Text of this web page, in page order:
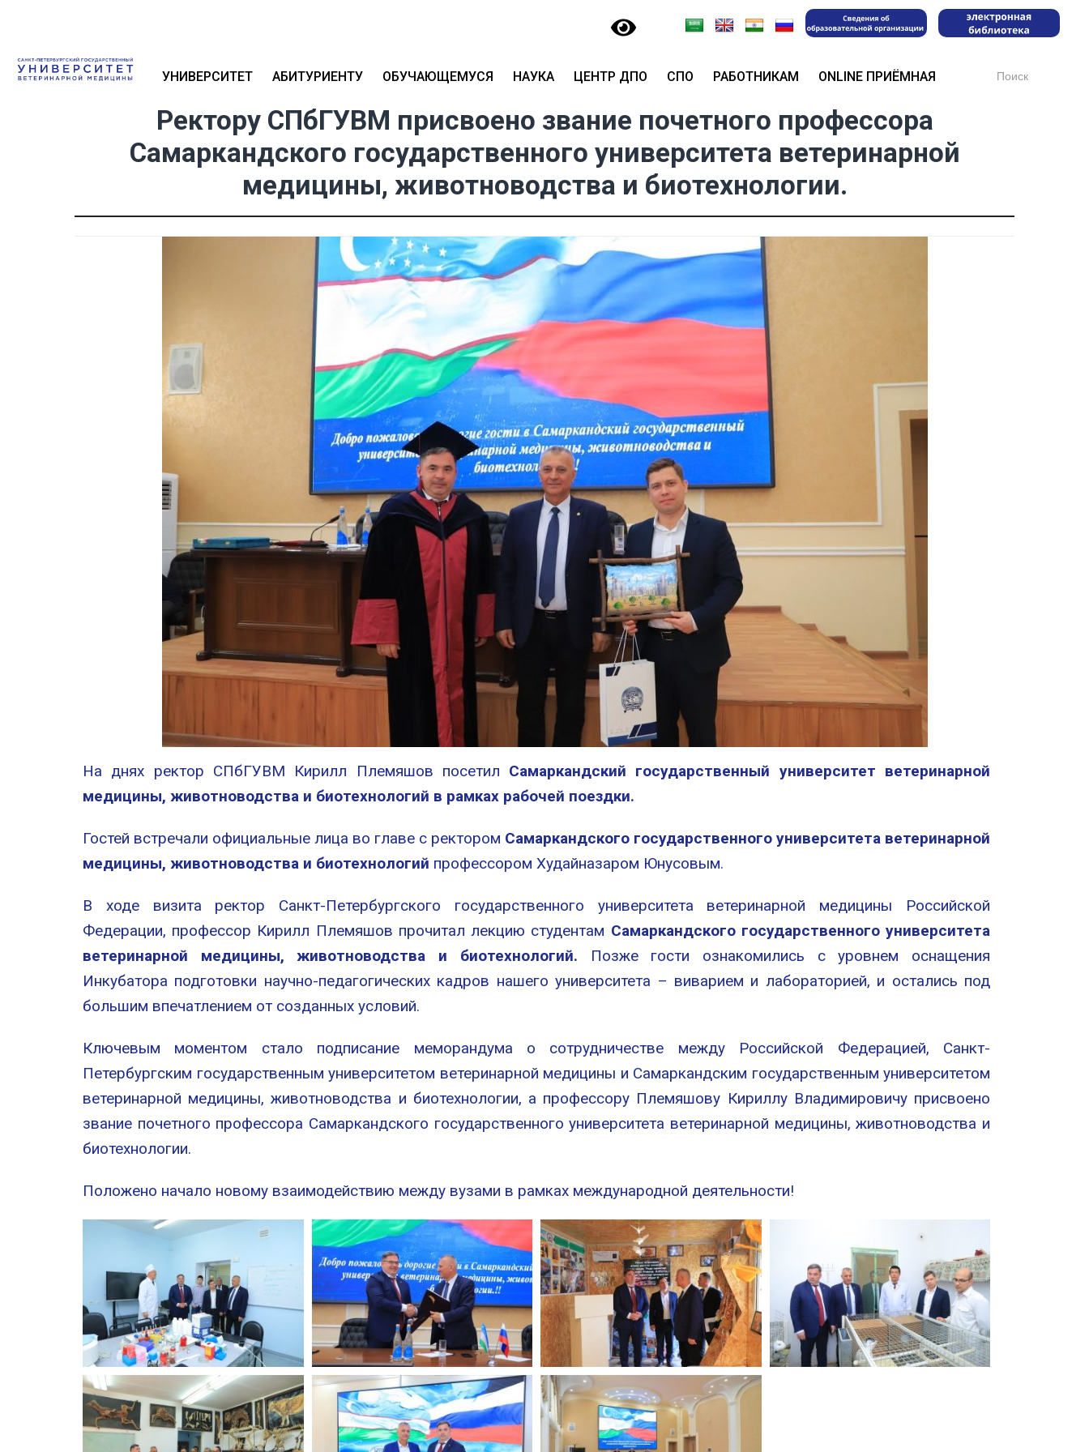
УНИВЕРСИТЕТ АБИТУРИЕНТУ ОБУЧАЮЩЕМУСЯ НАУКА ЦЕНТР ДПО СПО РАБОТНИКАМ ONLINE ПРИЁМНАЯ for:
Ректору СПбГУВМ присвоено звание почетного профессора
Самаркандского государственного университета ветеринарной
медицины, животноводства и биотехнологии.
На днях ректор СПбГУВМ Кирилл Племяшов посетил Самаркандский государственный университет ветеринарной
медицины, животноводства и биотехнологий в рамках рабочей поездки.
Гостей встречали официальные лица во главе с ректором Самаркандского государственного университета ветеринарной
медицины, животноводства и биотехнологий профессором Худайназаром Юнусовым.
В ходе визита ректор Санкт-Петербургского государственного университета ветеринарной медицины Российской
Федерации, профессор Кирилл Племяшов прочитал лекцию студентам Самаркандского государственного университета
ветеринарной медицины, животноводства и биотехнологий. Позже гости ознакомились с уровнем оснащения
Инкубатора подготовки научно-педагогических кадров нашего университета – виварием и лабораторией, и остались под
большим впечатлением от созданных условий.
Ключевым моментом стало подписание меморандума о сотрудничестве между Российской Федерацией, Санкт-
Петербургским государственным университетом ветеринарной медицины и Самаркандским государственным университетом
ветеринарной медицины, животноводства и биотехнологии, а профессору Племяшову Кириллу Владимировичу присвоено
звание почетного профессора Самаркандского государственного университета ветеринарной медицины, животноводства и
биотехнологии.
Положено начало новому взаимодействию между вузами в рамках международной деятельности!